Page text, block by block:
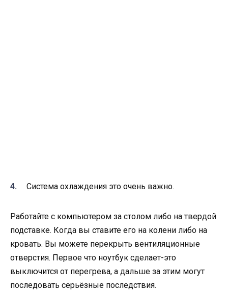
Система охлаждения это очень важно.
Работайте с компьютером за столом либо на твердой
подставке. Когда вы ставите его на колени либо на
кровать. Вы можете перекрыть вентиляционные
отверстия. Первое что ноутбук сделает-это
выключится от перегрева, а дальше за этим могут
последовать серьёзные последствия.